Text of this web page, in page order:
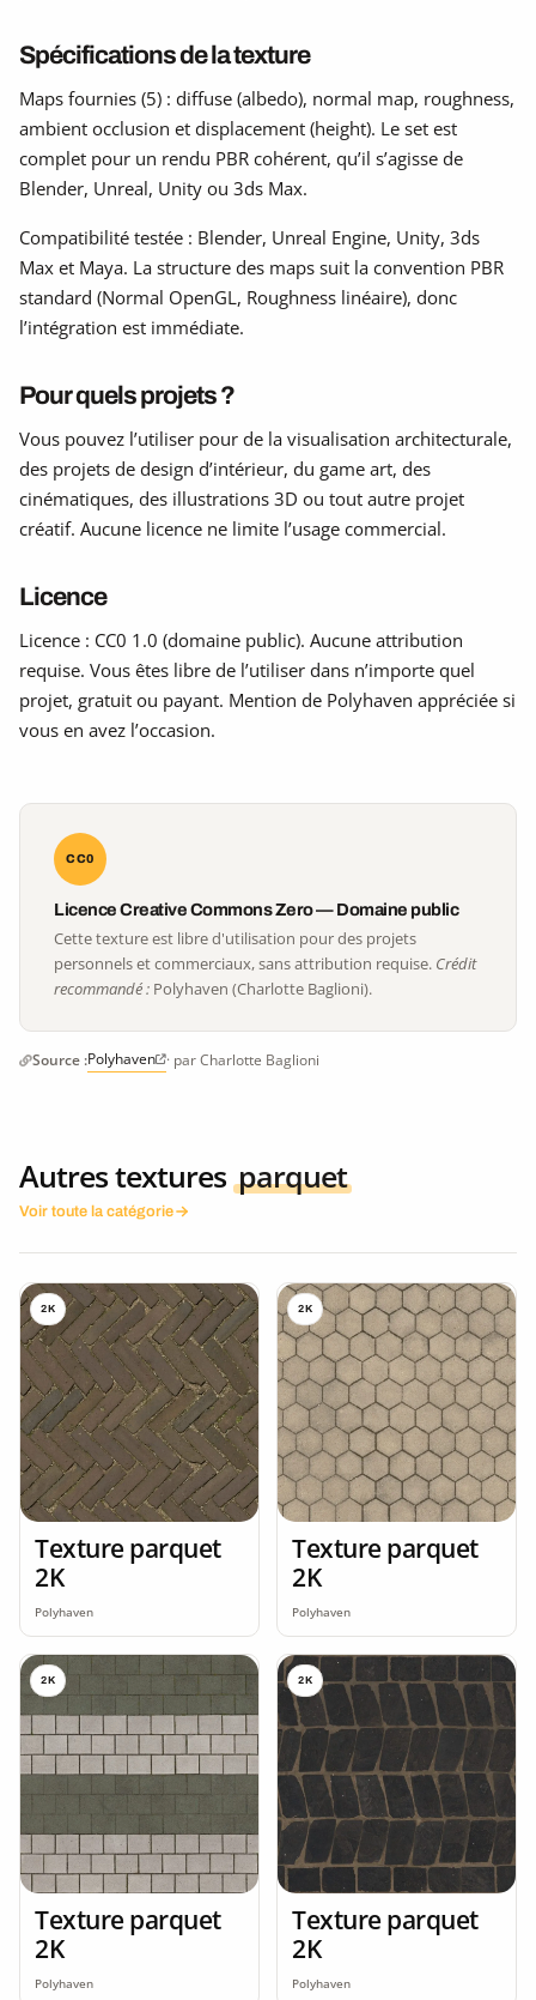
Spécifications de la texture
Maps fournies (5) : diffuse (albedo), normal map, roughness,
ambient occlusion et displacement (height). Le set est
complet pour un rendu PBR cohérent, qu’il s’agisse de
Blender, Unreal, Unity ou 3ds Max.
Compatibilité testée : Blender, Unreal Engine, Unity, 3ds
Max et Maya. La structure des maps suit la convention PBR
standard (Normal OpenGL, Roughness linéaire), donc
l’intégration est immédiate.
Pour quels projets ?
Vous pouvez l’utiliser pour de la visualisation architecturale,
des projets de design d’intérieur, du game art, des
cinématiques, des illustrations 3D ou tout autre projet
créatif. Aucune licence ne limite l’usage commercial.
Licence
Licence : CC0 1.0 (domaine public). Aucune attribution
requise. Vous êtes libre de l’utiliser dans n’importe quel
projet, gratuit ou payant. Mention de Polyhaven appréciée si
vous en avez l’occasion.
CC0
Licence Creative Commons Zero — Domaine public
Cette texture est libre d'utilisation pour des projets
personnels et commerciaux, sans attribution requise. Crédit
recommandé : Polyhaven (Charlotte Baglioni).
Source :Polyhaven · par Charlotte Baglioni
Autres textures parquet
Voir toute la catégorie
2K
Texture parquet
2K
Polyhaven
2K
Texture parquet
2K
Polyhaven
2K
Texture parquet
2K
Polyhaven
2K
Texture parquet
2K
Polyhaven